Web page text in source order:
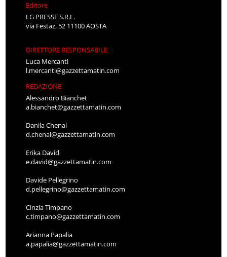
Editore
LG PRESSE S.R.L.
via Festaz, 52 11100 AOSTA
DIRETTORE RESPONSABILE
Luca Mercanti
l.mercanti@gazzettamatin.com
REDAZIONE
Alessandro Bianchet
a.bianchet@gazzettamatin.com
Danila Chenal
d.chenal@gazzettamatin.com
Erika David
e.david@gazzettamatin.com
Davide Pellegrino
d.pellegrino@gazzettamatin.com
Cinzia Timpano
c.timpano@gazzettamatin.com
Arianna Papalia
a.papalia@gazzettamatin.com